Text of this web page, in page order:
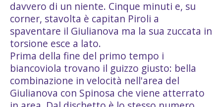
davvero di un niente. Cinque minuti e, su
corner, stavolta è capitan Piroli a
spaventare il Giulianova ma la sua zuccata in
torsione esce a lato.
Prima della fine del primo tempo i
biancoviola trovano il guizzo giusto: bella
combinazione in velocità nell'area del
Giulianova con Spinosa che viene atterrato